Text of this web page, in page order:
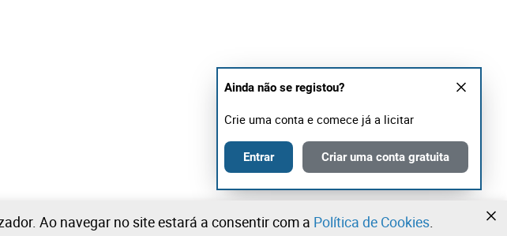
Ainda não se registou?
Crie uma conta e comece já a licitar
Entrar Criar uma conta gratuita
Ao navegar no site estará a consentir com a Política de Cookies.